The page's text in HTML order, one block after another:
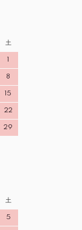
土
1
8
15
22
29
土
5